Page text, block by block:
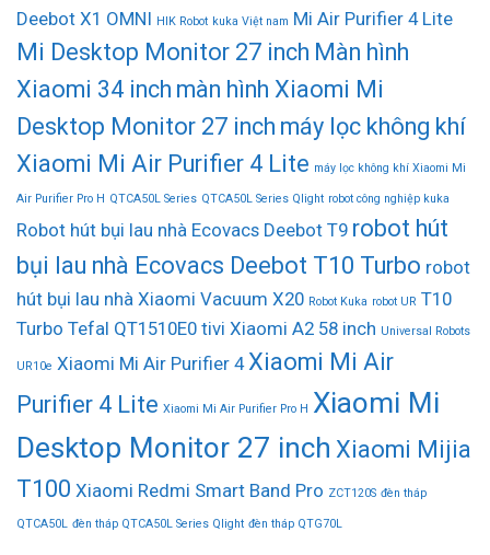
Deebot X1 OMNI HIK Robot kuka Việt nam Mi Air Purifier 4 Lite
Mi Desktop Monitor 27 inch Màn hình
Xiaomi 34 inch màn hình Xiaomi Mi
Desktop Monitor 27 inch máy lọc không khí
Xiaomi Mi Air Purifier 4 Lite máy lọc không khí Xiaomi Mi
Air Purifier Pro H QTCA50L Series QTCA50L Series Qlight robot công nghiệp kuka
Robot hút bụi lau nhà Ecovacs Deebot T9 robot hút
bụi lau nhà Ecovacs Deebot T10 Turbo robot
hút bụi lau nhà Xiaomi Vacuum X20 Robot Kuka robot UR T10
Turbo Tefal QT1510E0 tivi Xiaomi A2 58 inch Universal Robots
UR10e Xiaomi Mi Air Purifier 4 Xiaomi Mi Air
Purifier 4 Lite Xiaomi Mi Air Purifier Pro H Xiaomi Mi
Desktop Monitor 27 inch Xiaomi Mijia
T100 Xiaomi Redmi Smart Band Pro ZCT120S đèn tháp
QTCA50L đèn tháp QTCA50L Series Qlight đèn tháp QTG70L